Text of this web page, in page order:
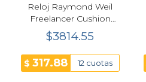
Reloj Raymond Weil
Freelancer Cushion
Automático 34 mm
Azul Mujer 2490-STS-
50051
$3814.55
$ 317.88 12 cuotas